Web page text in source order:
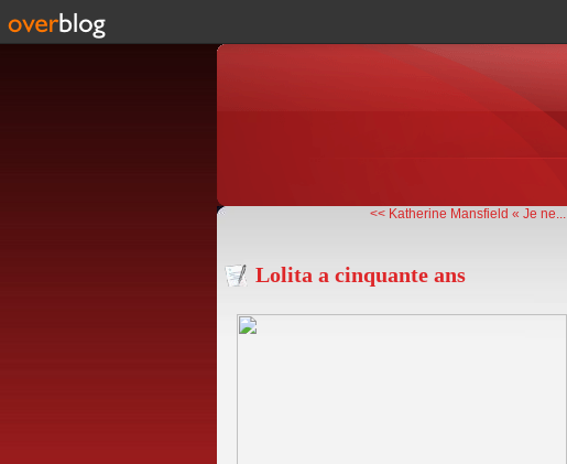
<< Katherine Mansfield « Je ne...
Lolita a cinquante ans